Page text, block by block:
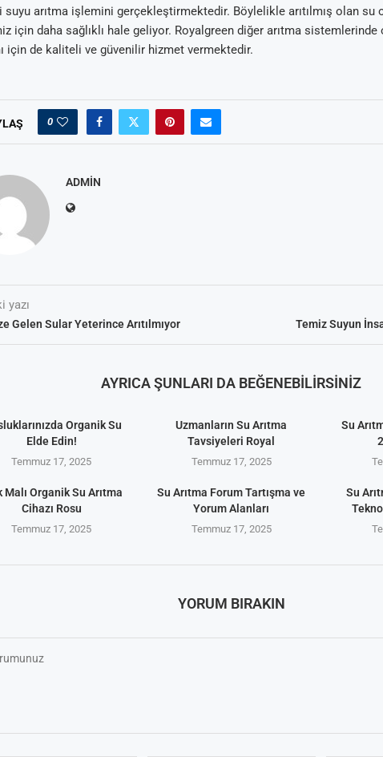
suyu arıtma işlemini gerçekleştirmektedir. Böylelikle arıtılmış olan su
için daha sağlıklı hale geliyor. Royalgreen diğer arıtma
için de kaliteli ve güvenilir hizmet vermektedir.
0
ADMIN
yazı
Gelen Sular Yeterince Arıtılmıyor Temiz Suyun
AYRICA ŞUNLARI DA BEĞENEBILIRSINIZ
Organik Su
Elde Edin!
Temmuz 17, 2025
Uzmanların Su Arıtma
Tavsiyeleri Royal
Temmuz 17, 2025
Su
Malı Organik Su Arıtma
Cihazı Rosu
Temmuz 17, 2025
Su Arıtma Forum Tartışma ve
Yorum Alanları
Temmuz 17, 2025
Su
YORUM BIRAKIN